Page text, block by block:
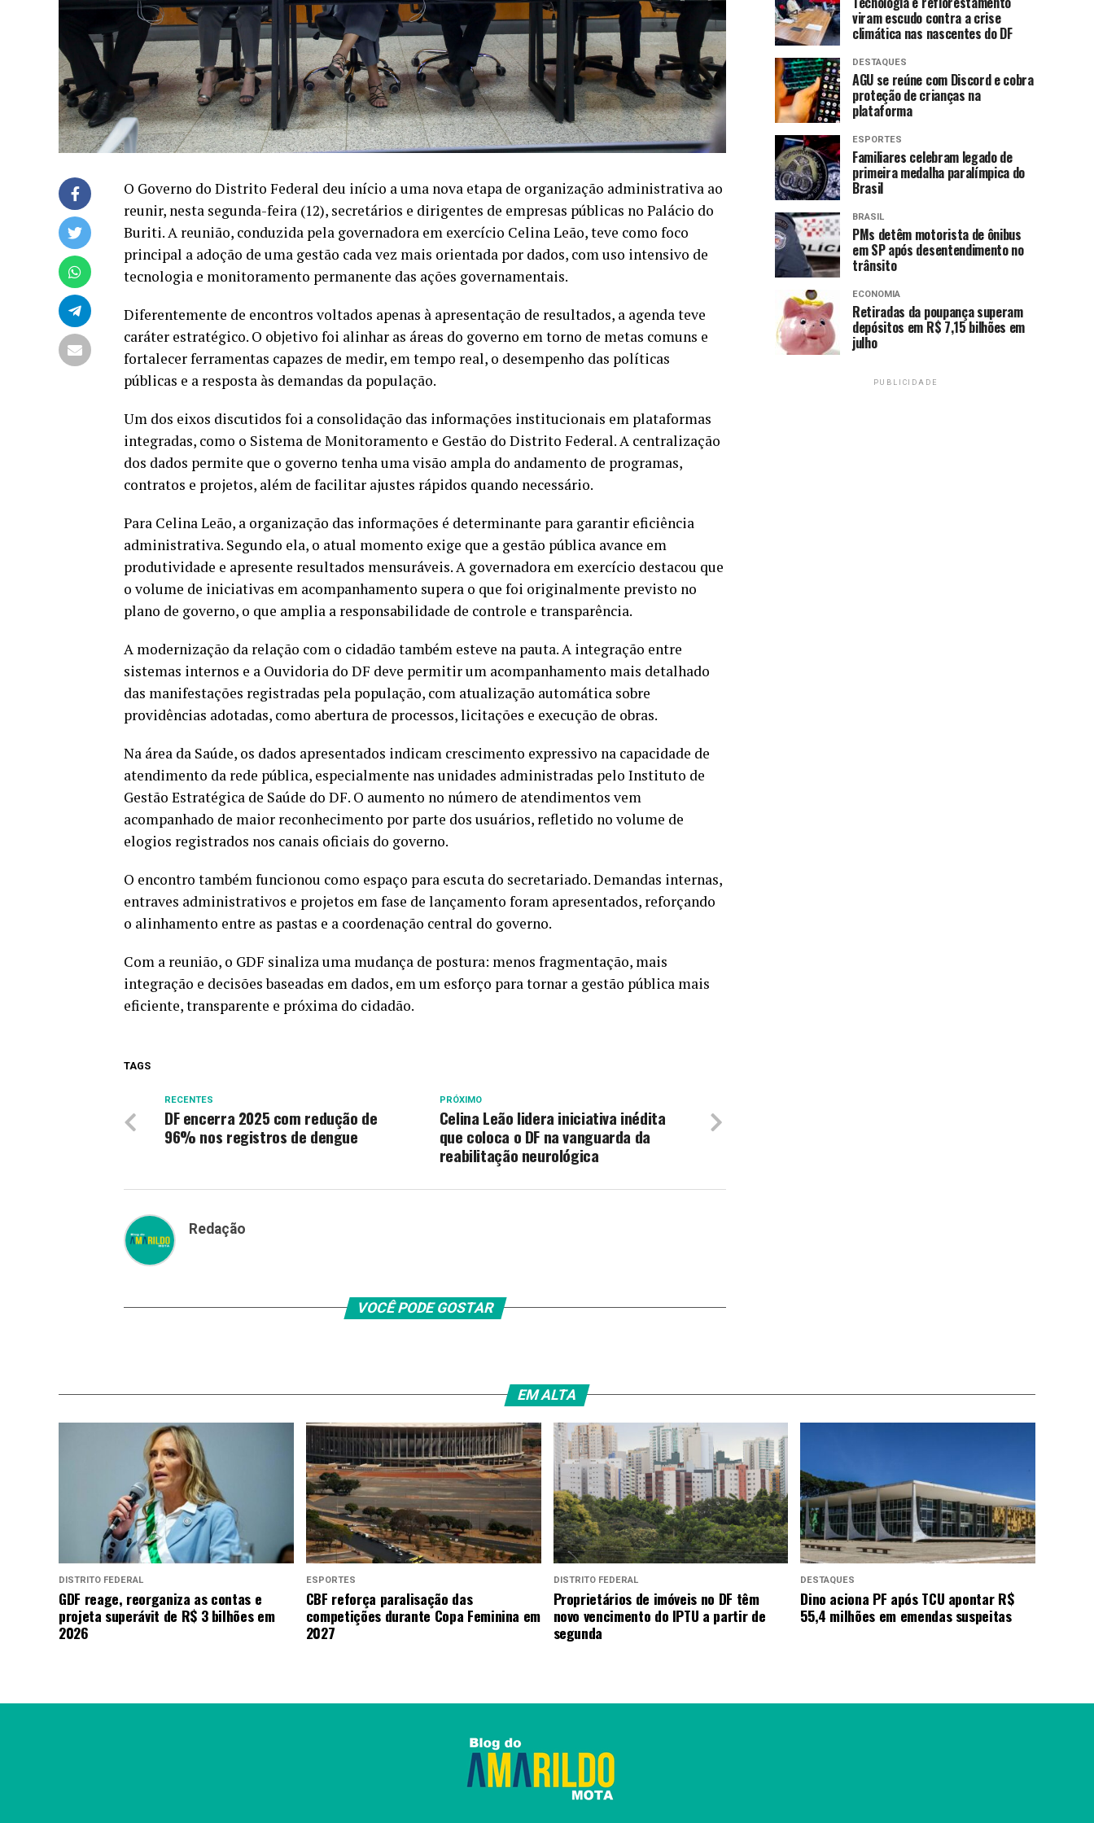
O Governo do Distrito Federal deu início a uma nova etapa de organização administrativa ao
reunir, nesta segunda-feira (12), secretários e dirigentes de empresas públicas no Palácio do
Buriti. A reunião, conduzida pela governadora em exercício Celina Leão, teve como foco
principal a adoção de uma gestão cada vez mais orientada por dados, com uso intensivo de
tecnologia e monitoramento permanente das ações governamentais.
Diferentemente de encontros voltados apenas à apresentação de resultados, a agenda teve
caráter estratégico. O objetivo foi alinhar as áreas do governo em torno de metas comuns e
fortalecer ferramentas capazes de medir, em tempo real, o desempenho das políticas
públicas e a resposta às demandas da população.
Um dos eixos discutidos foi a consolidação das informações institucionais em plataformas
integradas, como o Sistema de Monitoramento e Gestão do Distrito Federal. A centralização
dos dados permite que o governo tenha uma visão ampla do andamento de programas,
contratos e projetos, além de facilitar ajustes rápidos quando necessário.
Para Celina Leão, a organização das informações é determinante para garantir eficiência
administrativa. Segundo ela, o atual momento exige que a gestão pública avance em
produtividade e apresente resultados mensuráveis. A governadora em exercício destacou que
o volume de iniciativas em acompanhamento supera o que foi originalmente previsto no
plano de governo, o que amplia a responsabilidade de controle e transparência.
A modernização da relação com o cidadão também esteve na pauta. A integração entre
sistemas internos e a Ouvidoria do DF deve permitir um acompanhamento mais detalhado
das manifestações registradas pela população, com atualização automática sobre
providências adotadas, como abertura de processos, licitações e execução de obras.
Na área da Saúde, os dados apresentados indicam crescimento expressivo na capacidade de
atendimento da rede pública, especialmente nas unidades administradas pelo Instituto de
Gestão Estratégica de Saúde do DF. O aumento no número de atendimentos vem
acompanhado de maior reconhecimento por parte dos usuários, refletido no volume de
elogios registrados nos canais oficiais do governo.
O encontro também funcionou como espaço para escuta do secretariado. Demandas internas,
entraves administrativos e projetos em fase de lançamento foram apresentados, reforçando
o alinhamento entre as pastas e a coordenação central do governo.
Com a reunião, o GDF sinaliza uma mudança de postura: menos fragmentação, mais
integração e decisões baseadas em dados, em um esforço para tornar a gestão pública mais
eficiente, transparente e próxima do cidadão.
TAGS
PRÓXIMO
Celina Leão lidera iniciativa inédita
que coloca o DF na vanguarda da
reabilitação neurológica
RECENTES
DF encerra 2025 com redução de
96% nos registros de dengue
Redação
VOCÊ PODE GOSTAR
viram escudo contra a crise
climática nas nascentes do DF
DESTAQUES
AGU se reúne com Discord e cobra
proteção de crianças na
plataforma
ESPORTES
Familiares celebram legado de
primeira medalha paralímpica do
Brasil
BRASIL
PMs detêm motorista de ônibus
em SP após desentendimento no
trânsito
ECONOMIA
Retiradas da poupança superam
depósitos em R$ 7,15 bilhões em
julho
PUBLICIDADE
EM ALTA
DISTRITO FEDERAL
GDF reage, reorganiza as contas e
projeta superávit de R$ 3 bilhões em
2026
ESPORTES
CBF reforça paralisação das
competições durante Copa Feminina em
2027
DISTRITO FEDERAL
Proprietários de imóveis no DF têm
novo vencimento do IPTU a partir de
segunda
DESTAQUES
Dino aciona PF após TCU apontar R$
55,4 milhões em emendas suspeitas